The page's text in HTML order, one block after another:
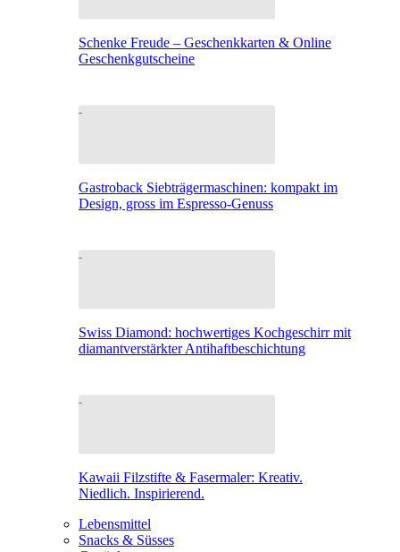
Schenke Freude – Geschenkkarten & Online
Geschenkgutscheine
Gastroback Siebträgermaschinen: kompakt im
Design, gross im Espresso-Genuss
Swiss Diamond: hochwertiges Kochgeschirr mit
diamantverstärkter Antihaftbeschichtung
Kawaii Filzstifte & Fasermaler: Kreativ.
Niedlich. Inspirierend.
Lebensmittel
Snacks & Süsses